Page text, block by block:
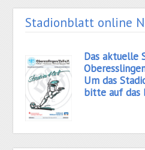
Stadionblatt online
Das aktuelle
Um das
bitte auf das